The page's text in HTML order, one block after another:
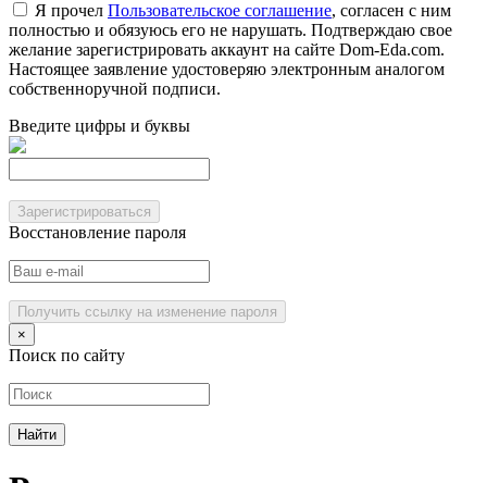
Я прочел Пользовательское соглашение, согласен с ним
полностью и обязуюсь его не нарушать. Подтверждаю свое
желание зарегистрировать аккаунт на сайте Dom-Eda.com.
Настоящее заявление удостоверяю электронным аналогом
собственноручной подписи.
Введите цифры и буквы
Зарегистрироваться
Восстановление пароля
Получить ссылку на изменение пароля
×
Поиск по сайту